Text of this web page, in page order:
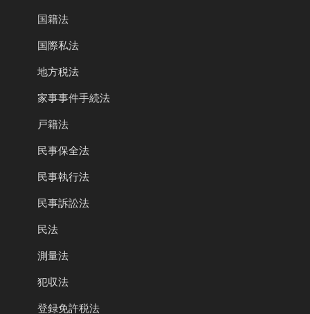
国籍法
国際私法
地方税法
家事事件手続法
戸籍法
民事保全法
民事執行法
民事訴訟法
民法
測量法
犯収法
登録免許税法